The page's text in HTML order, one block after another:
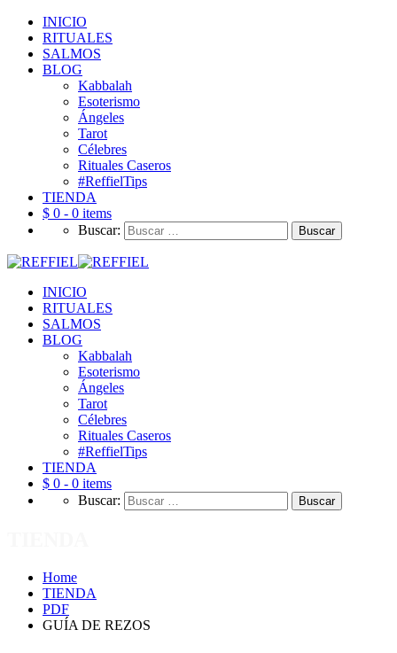
INICIO
RITUALES
SALMOS
BLOG
Kabbalah
Esoterismo
Ángeles
Tarot
Célebres
Rituales Caseros
#ReffielTips
TIENDA
$ 0 - 0 items
Buscar:
INICIO
RITUALES
SALMOS
BLOG
Kabbalah
Esoterismo
Ángeles
Tarot
Célebres
Rituales Caseros
#ReffielTips
TIENDA
$ 0 - 0 items
Buscar:
Home
TIENDA
PDF
GUÍA DE REZOS